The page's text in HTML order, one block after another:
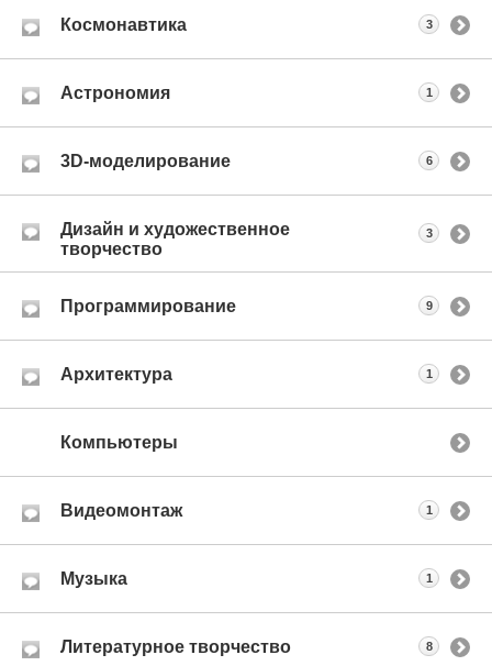
Космонавтика 3
Астрономия 1
3D-моделирование 6
Дизайн и художественное
творчество
3
Программирование 9
Архитектура 1
Компьютеры
Видеомонтаж 1
Музыка 1
Литературное творчество 8